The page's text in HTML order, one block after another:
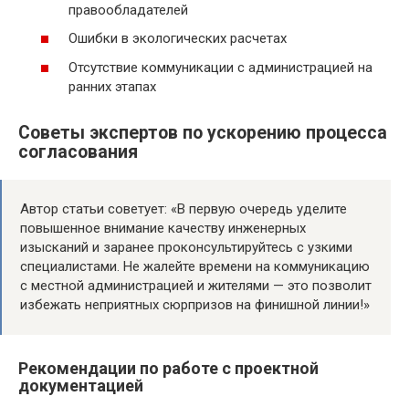
правообладателей
Ошибки в экологических расчетах
Отсутствие коммуникации с администрацией на
ранних этапах
Советы экспертов по ускорению процесса
согласования
Автор статьи советует: «В первую очередь уделите
повышенное внимание качеству инженерных
изысканий и заранее проконсультируйтесь с узкими
специалистами. Не жалейте времени на коммуникацию
с местной администрацией и жителями — это позволит
избежать неприятных сюрпризов на финишной линии!»
Рекомендации по работе с проектной
документацией